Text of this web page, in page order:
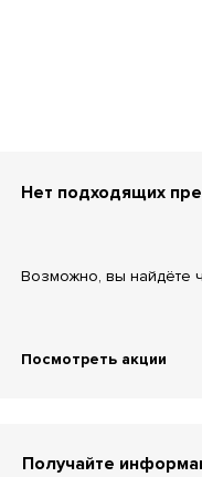
Нет подходящих
Возможно, вы найдёте
Посмотреть акции
Получайте